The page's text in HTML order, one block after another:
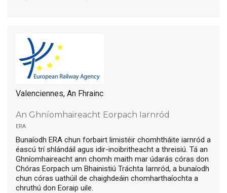
Valenciennes, An Fhrainc
An Ghníomhaireacht Eorpach Iarnród
era
Bunaíodh ERA chun forbairt limistéir chomhtháite iarnród a
éascú trí shlándáil agus idir-inoibritheacht a threisiú. Tá an
Ghníomhaireacht ann chomh maith mar údarás córas don
Chóras Eorpach um Bhainistiú Tráchta Iarnród, a bunaíodh
chun córas uathúil de chaighdeáin chomharthaíochta a
chruthú don Eoraip uile.